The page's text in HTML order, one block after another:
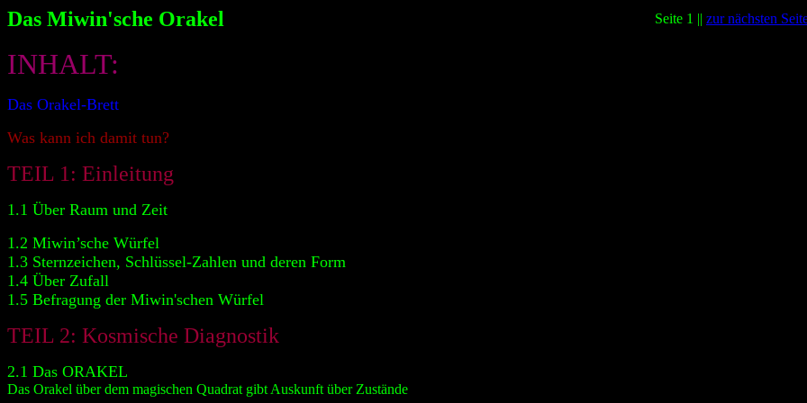
Das Miwin'sche Orakel Seite 1 || zur nächsten
INHALT:
Das Orakel-Brett
Was kann ich damit tun?
TEIL 1: Einleitung
1.1 Über Raum und Zeit
1.2 Miwin’sche Würfel
1.3 Sternzeichen, Schlüssel-Zahlen und deren Form
1.4 Über Zufall
1.5 Befragung der Miwin'schen Würfel
TEIL 2: Kosmische Diagnostik
2.1 Das ORAKEL
Das Orakel über dem magischen Quadrat gibt Auskunft über Zustände